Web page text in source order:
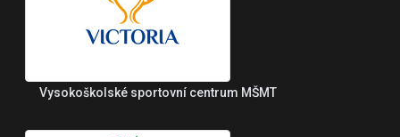
Vysokoškolské sportovní centrum MŠMT